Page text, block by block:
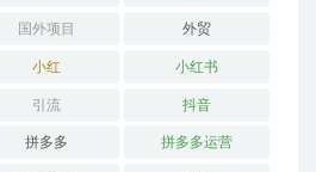
国外项目 外贸
小红 小红书
引流 抖音
拼多多 拼多多运营